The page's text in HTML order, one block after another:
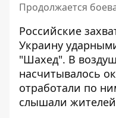
Продолжается
Российские
Украину
"Шахед". В
насчитывалось
отработали по
слышали